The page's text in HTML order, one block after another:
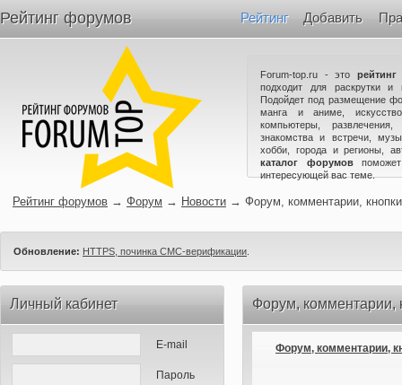
Рейтинг форумов Рейтинг Добавить
Forum-top.ru - это
подходит для раскрутки и
Подойдет под размещение
манга и аниме,
компьютеры,
знакомства и встречи,
хобби, города и регионы,
каталог форумов
интересующей вас теме.
Рейтинг форумов → Форум → Новости → Форум, комментарии, кнопки
Обновление: HTTPS, починка СМС-верификации
Личный кабинет
E-mail
Пароль
Форум, комментарии,
Форум, комментарии,